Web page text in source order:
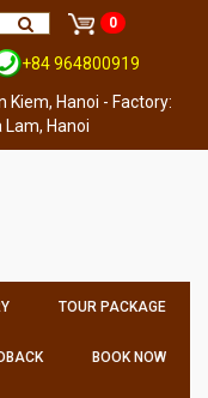
0
+84 964800919
Kiem, Hanoi - Factory:
Lam, Hanoi
TOUR PACKAGE
BOOK NOW